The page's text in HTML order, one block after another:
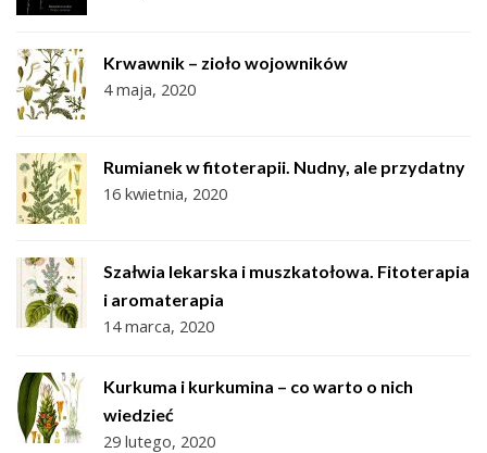
Krwawnik – zioło wojowników
4 maja, 2020
Rumianek w fitoterapii. Nudny, ale przydatny
16 kwietnia, 2020
Szałwia lekarska i muszkatołowa. Fitoterapia
i aromaterapia
14 marca, 2020
Kurkuma i kurkumina – co warto o nich
wiedzieć
29 lutego, 2020